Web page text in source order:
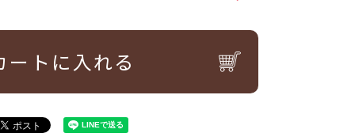
ートに入れる